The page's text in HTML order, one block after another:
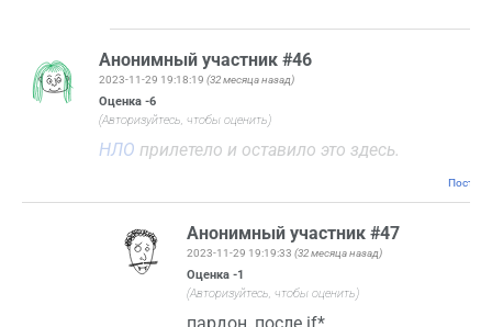
Анонимный участник #46
2023-11-29 19:18:19 (32 месяца назад)
Оценка -6
(Авторизуйтесь, чтобы оценить)
НЛО прилетело и оставило это здесь.
Анонимный участник #47
2023-11-29 19:19:33(32 месяца назад)
Оценка-1
(Авторизуйтесь, чтобы оценить)